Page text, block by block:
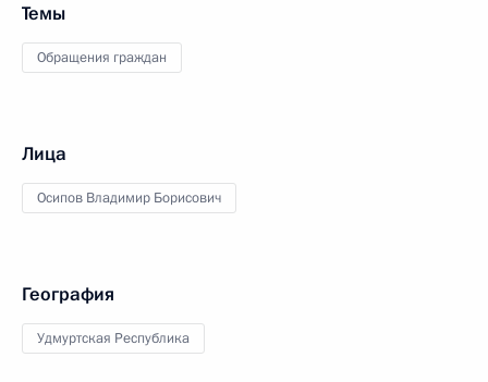
Темы
Обращения граждан
Лица
Осипов Владимир Борисович
География
Удмуртская Республика